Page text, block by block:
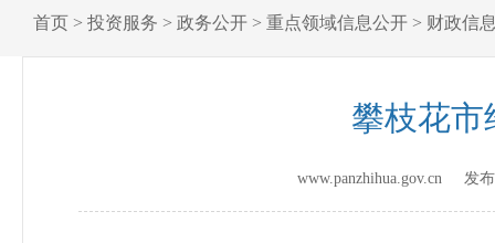
首页 > 投资服务 > 政务公开 > 重点领域信息公开 > 财政信
攀枝花市
www.panzhihua.gov.cn 发